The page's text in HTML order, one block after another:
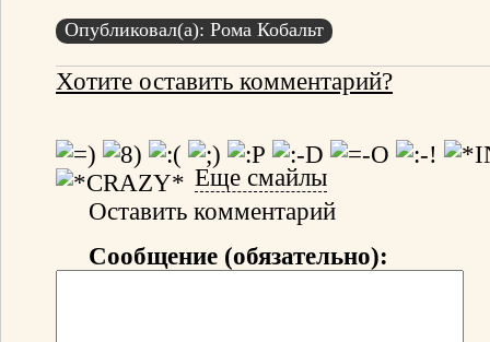
Опубликовал(а): Рома Кобальт
Хотите оставить комментарий?
Еще смайлы
Оставить комментарий
Сообщение (обязательно):